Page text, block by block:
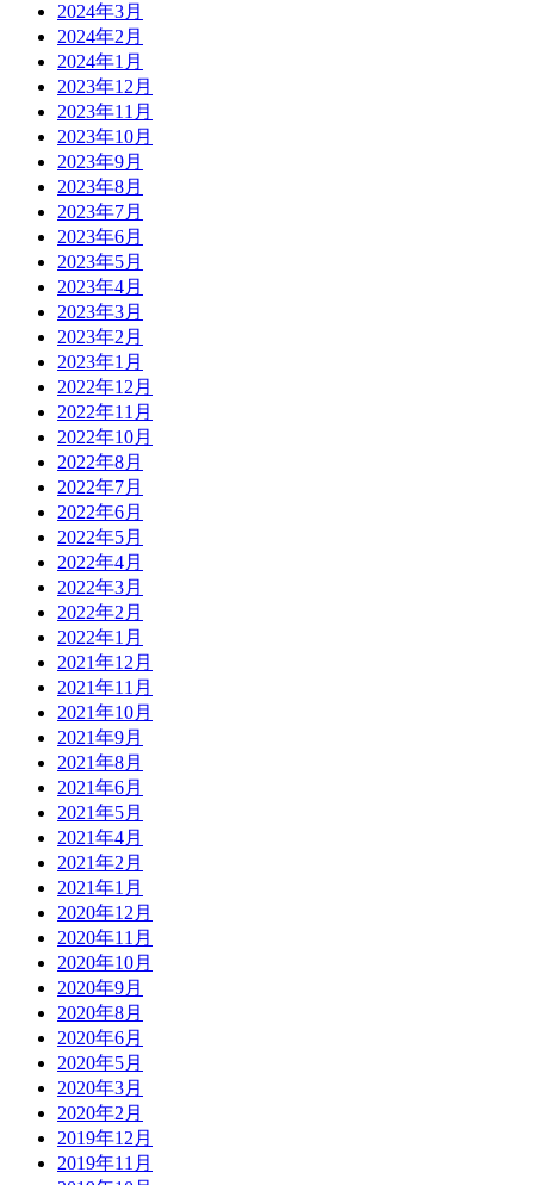
2024年3月
2024年2月
2024年1月
2023年12月
2023年11月
2023年10月
2023年9月
2023年8月
2023年7月
2023年6月
2023年5月
2023年4月
2023年3月
2023年2月
2023年1月
2022年12月
2022年11月
2022年10月
2022年8月
2022年7月
2022年6月
2022年5月
2022年4月
2022年3月
2022年2月
2022年1月
2021年12月
2021年11月
2021年10月
2021年9月
2021年8月
2021年6月
2021年5月
2021年4月
2021年2月
2021年1月
2020年12月
2020年11月
2020年10月
2020年9月
2020年8月
2020年6月
2020年5月
2020年3月
2020年2月
2019年12月
2019年11月